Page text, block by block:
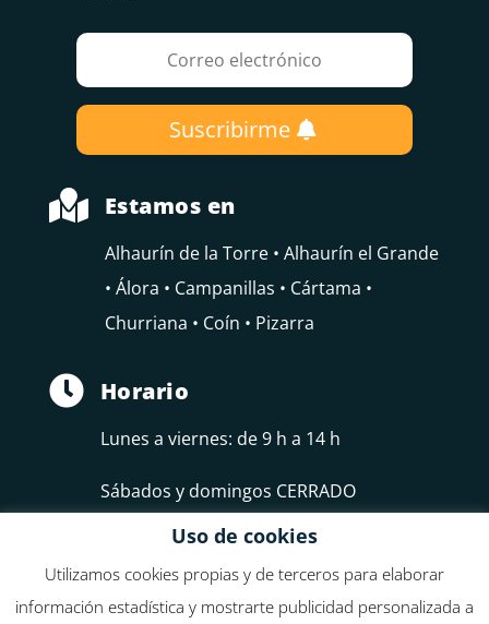
Suscribirme
 Estamos en
Alhaurín de la Torre • Alhaurín el Grande
• Álora • Campanillas • Cártama •
Churriana • Coín • Pizarra
 Horario
Lunes a viernes: de 9 h a 14 h
Sábados y domingos CERRADO
Uso de cookies
Utilizamos cookies propias y de terceros para elaborar
información estadística y mostrarte publicidad personalizada a